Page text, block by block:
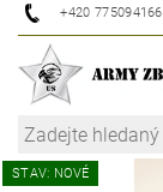
+420 775094166
STAV: NOVÉ